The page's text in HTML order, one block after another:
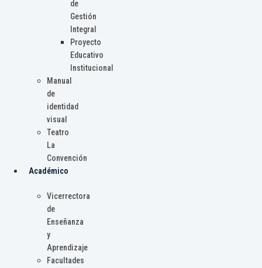
de
Gestión
Integral
Proyecto
Educativo
Institucional
Manual
de
identidad
visual
Teatro
La
Convención
Académico
Vicerrectora
de
Enseñanza
y
Aprendizaje
Facultades